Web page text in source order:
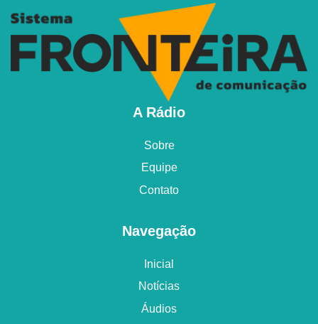
Navegação
Inicial
Notícias
Áudios
A Rádio
Sobre
Equipe
Contato